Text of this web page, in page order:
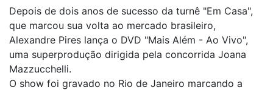
Depois de dois anos de sucesso da turnê "Em Casa",
que marcou sua volta ao mercado brasileiro,
Alexandre Pires lança o DVD "Mais Além - Ao Vivo",
uma superprodução dirigida pela concorrida Joana
Mazzucchelli.
O show foi gravado no Rio de Janeiro marcando a